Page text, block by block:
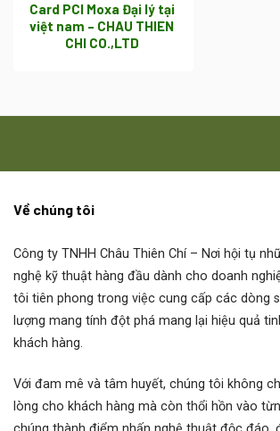
Card PCI Moxa Đại lý tại
việt nam – CHAU THIEN
CHI CO.,LTD
Về chúng tôi
Công ty TNHH Châu Thiên Chí– Nơi hội tụ
nghệ kỹ thuật hàng đầu dành cho doanh
tôi tiên phong trong việc cung cấp các dòng
lượng mang tính đột phá mang lại hiệu quả
khách hàng.
Với đam mê và tâm huyết, chúng tôi không
lòng cho khách hàng mà còn thổi hồn vào